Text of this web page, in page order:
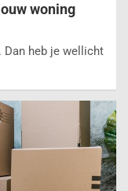
woning
Dan heb je wellicht